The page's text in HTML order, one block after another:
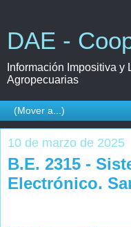
DAE -
Información Impositiva
Agropecuarias
10 de marzo de 2025
B.E. 2315 -
Electrónico.